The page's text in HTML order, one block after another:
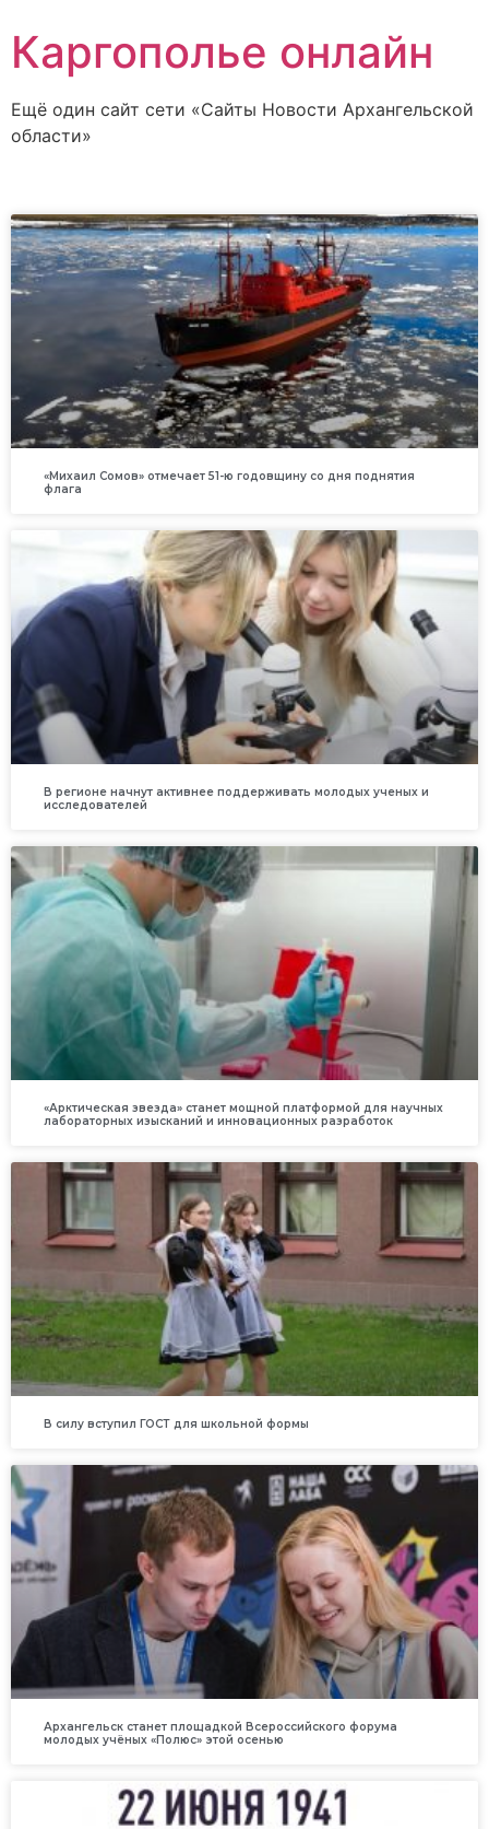
Каргополье онлайн
Ещё один сайт сети «Сайты Новости Архангельской
области»
«Михаил Сомов» отмечает 51-ю годовщину со дня поднятия
флага
В регионе начнут активнее поддерживать молодых ученых и
исследователей
«Арктическая звезда» станет мощной платформой для научных
лабораторных изысканий и инновационных разработок
В силу вступил ГОСТ для школьной формы
Архангельск станет площадкой Всероссийского форума
молодых учёных «Полюс» этой осенью